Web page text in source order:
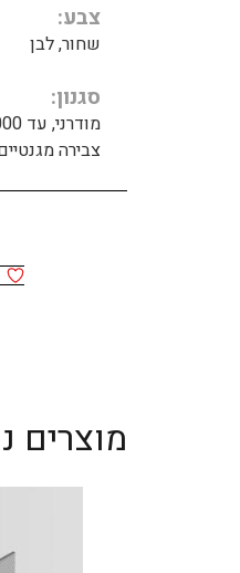
צבע
שחור, לבן
סגנון
צבירה
מוצרים